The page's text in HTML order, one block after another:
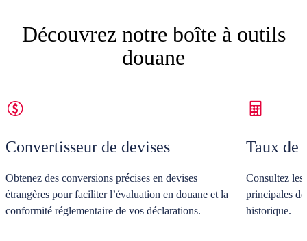
Découvrez notre boîte à outils
douane
Convertisseur de devises
Obtenez des conversions précises en devises
étrangères pour faciliter l’évaluation en douane et la
conformité réglementaire de vos déclarations.
Taux de
Consultez les
principales
historique.